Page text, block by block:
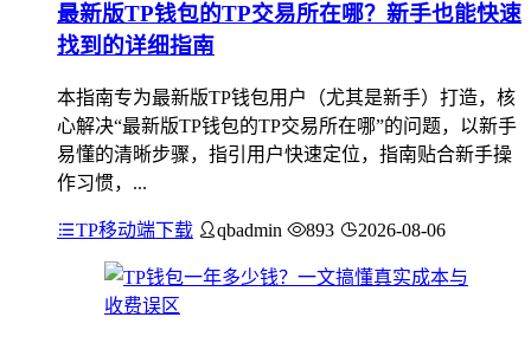
最新版TP钱包的TP交易所在哪？新手也能快速
找到的详细指南
本指南专为最新版TP钱包用户（尤其是新手）打造，核
心解决“最新版TP钱包的TP交易所在哪”的问题，以新手
易懂的清晰步骤，指引用户快速定位，指南贴合新手操
作习惯，...
TP移动端下载 qbadmin 893 2026-08-06